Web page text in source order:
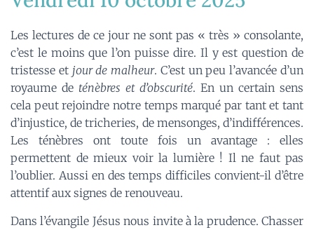
Les lectures de ce jour ne sont pas « très » consolante,
c’est le moins que l’on puisse dire. Il y est question de
tristesse et jour de malheur. C’est un peu l’avancée d’un
royaume de ténèbres et d’obscurité. En un certain sens
cela peut rejoindre notre temps marqué par tant et tant
d’injustice, de tricheries, de mensonges, d’indifférences.
Les ténèbres ont toute fois un avantage : elles
permettent de mieux voir la lumière ! Il ne faut pas
l’oublier. Aussi en des temps difficiles convient-il d’être
attentif aux signes de renouveau.
Dans l’évangile Jésus nous invite à la prudence. Chasser